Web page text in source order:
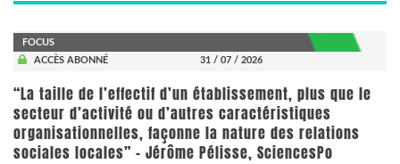
FOCUS
ACCÈS ABONNÉ
31 / 07 / 2026
“La taille de l’effectif d’un établissement, plus que le
secteur d’activité ou d’autres caractéristiques
organisationnelles, façonne la nature des relations
sociales locales” - Jérôme Pélisse, SciencesPo